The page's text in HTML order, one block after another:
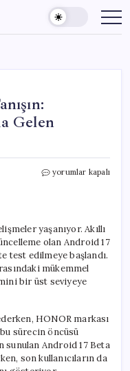
Gelen
Android
Tanışın:
HONOR
Magic8
Pro’da
Gelen
Yenilikler
yorumlar kapalı
yaşanıyor. Akıllı
olan Android 17
test edilmeye başlandı.
mükemmel
bir üst seviyeye
HONOR markası
sürecin öncüsü
sunulan Android 17 Beta
son kullanıcıların da